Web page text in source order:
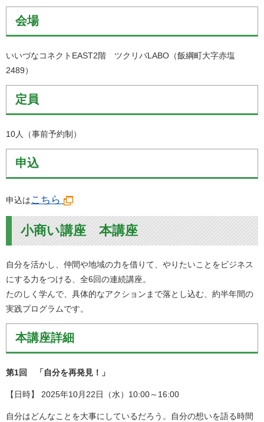
会場
いいづなコネクトEAST2階 ツクリバLABO（飯綱町大字赤塩
2489）
定員
10人（事前予約制）
申込
申込はこちら
小商い講座 本講座
自分を活かし、仲間や地域の力を借りて、やりたいことをビジネス
にする力をつける、全6回の連続講座。
たのしく学んで、具体的なアクションまで落とし込む、約半年間の
実践プログラムです。
本講座詳細
第1回 「自分を再発見！」
【日時】 2025年10月22日（水）10:00～16:00
自分はどんなことを大事にしているだろう。自分の想いを語る時間